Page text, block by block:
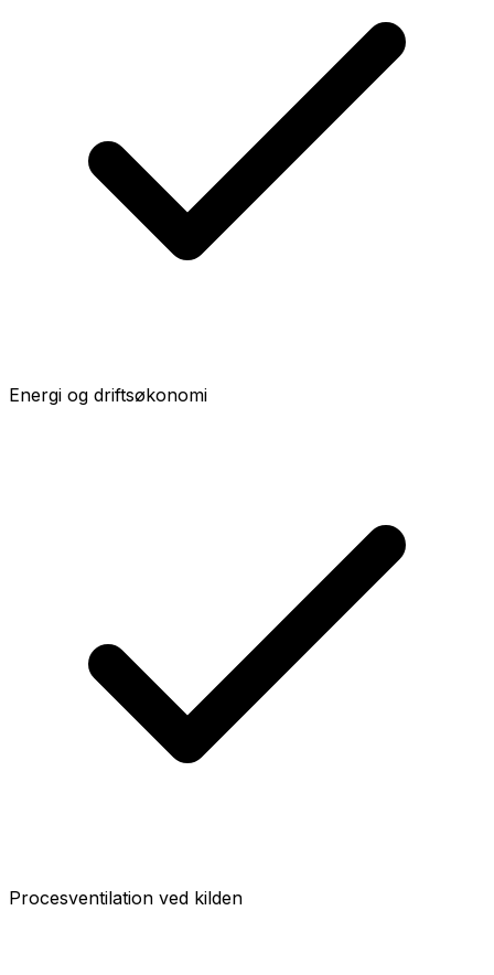
Energi og driftsøkonomi
Procesventilation ved kilden